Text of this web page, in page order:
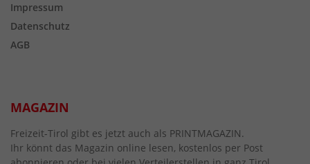
Impressum
Datenschutz
AGB
MAGAZIN
Freizeit-Tirol gibt es jetzt auch als PRINTMAGAZIN.
Ihr könnt das Magazin online lesen, kostenlos per Post